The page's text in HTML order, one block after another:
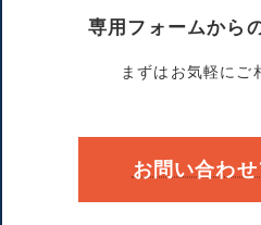
専用フォームから
まずはお気軽にご
お問い合わ